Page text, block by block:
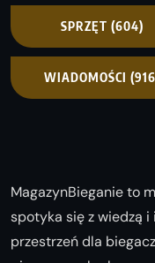
SPRZĘT (604)
WIADOMOŚCI
MagazynBieganie to
spotyka się z wiedzą
przestrzeń dla